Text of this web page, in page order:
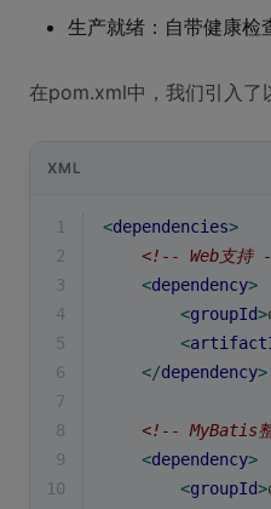
生产就绪：自带健康检
在pom.xml中，我们引入了
XML
1 <dependencies>
2
<!-- Web支持
3
<dependency>
4
<groupId>
5
<
6
</dependency>
7
8
<!-- MyBatis
9
<dependency>
10
<groupId>